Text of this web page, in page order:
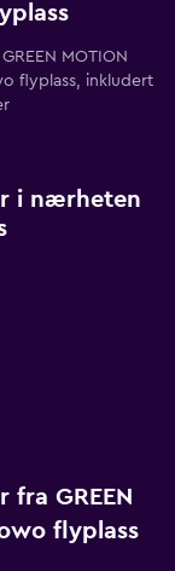
MOTION
flyplass, inkludert
i nærheten
GREEN
flyplass